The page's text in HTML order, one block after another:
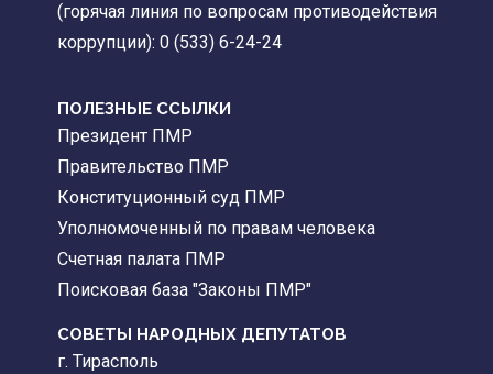
(горячая линия по вопросам противодействия
коррупции): 0 (533) 6-24-24
ПОЛЕЗНЫЕ ССЫЛКИ
Президент ПМР
Правительство ПМР
Конституционный суд ПМР
Уполномоченный по правам человека
Счетная палата ПМР
Поисковая база "Законы ПМР"
СОВЕТЫ НАРОДНЫХ ДЕПУТАТОВ
г. Тирасполь